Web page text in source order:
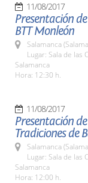
11/08/2017
Presentación
BTT Monleón
Salamanca
Lugar: Sala de las
Salamanca
Hora: 12:30 h.
11/08/2017
Presentación
Tradiciones de
Salamanca
Lugar: Sala de las
Salamanca
Hora: 12:00 h.